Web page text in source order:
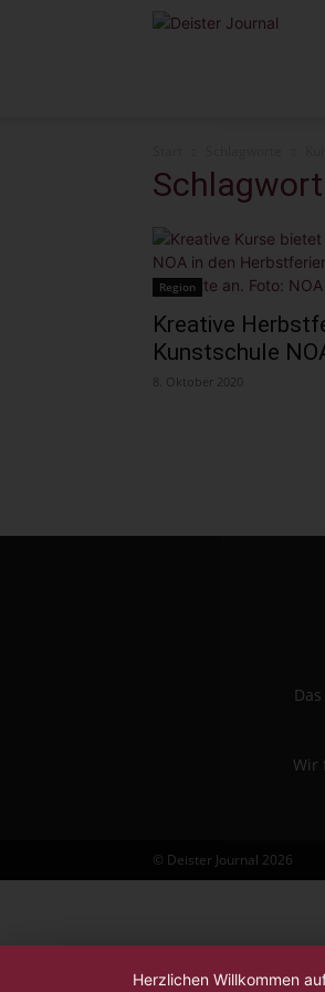
Deister
Region
Kreative
Kunstschule
8. Oktober 2020
Wir
© Deister Journal 2026
Herzlichen Willkommen